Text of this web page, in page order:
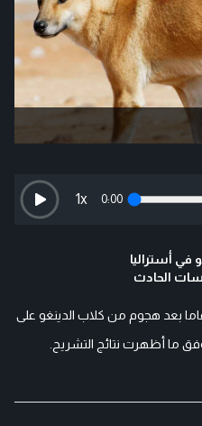
0:00
1x
في أستراليا
الحادث
فتاة كندية تبلغ من العمر 19 عاما بعد هجوم من كلاب الدينغو على
ما أظهرت نتائج التشريح.